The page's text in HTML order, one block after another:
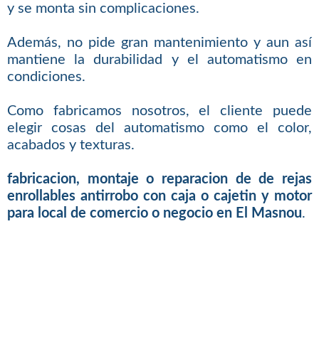
y se monta sin complicaciones.
Además, no pide gran mantenimiento y aun así
mantiene la durabilidad y el automatismo en
condiciones.
Como fabricamos nosotros, el cliente puede
elegir cosas del automatismo como el color,
acabados y texturas.
fabricacion, montaje o reparacion de de rejas
enrollables antirrobo con caja o cajetin y motor
para local de comercio o negocio en El Masnou.